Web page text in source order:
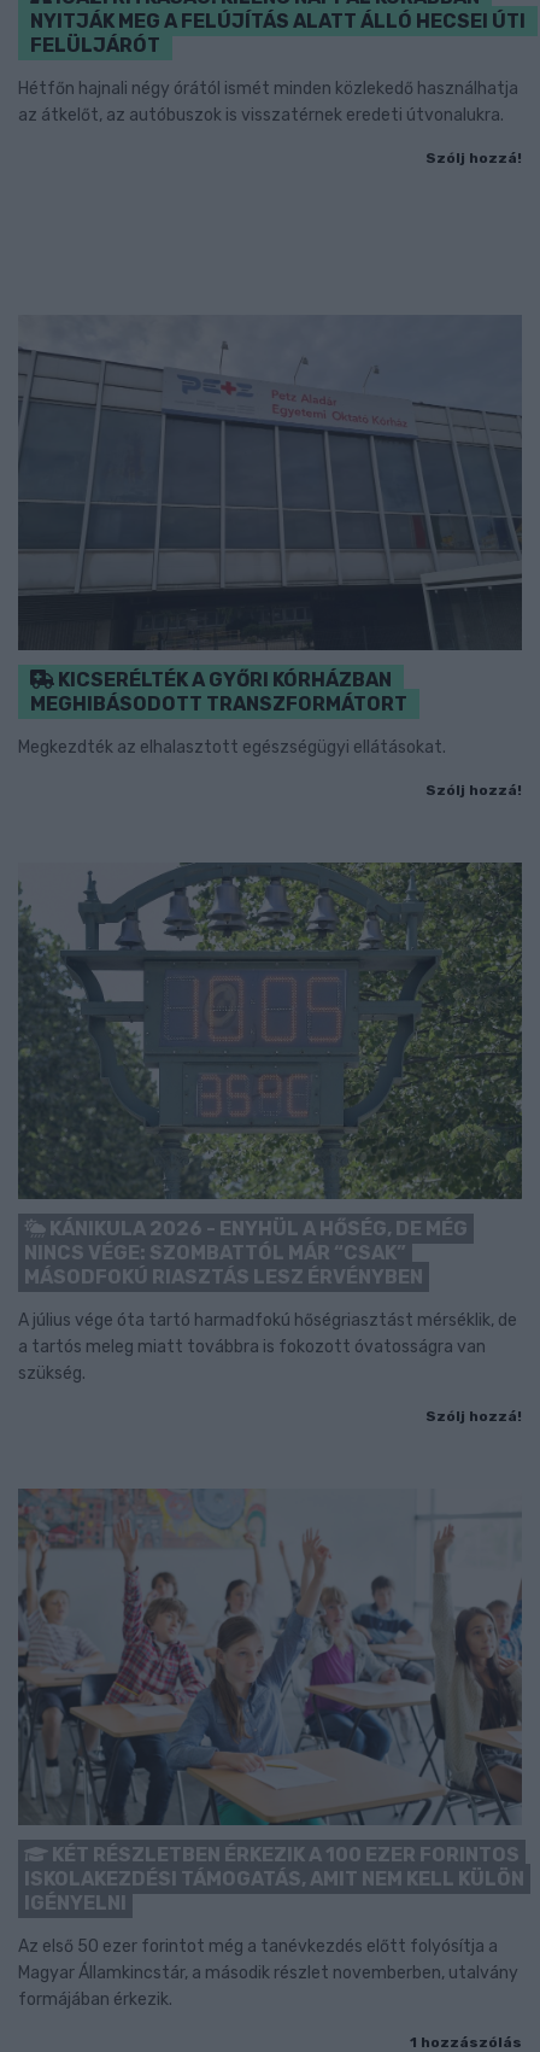
NYITJÁK MEG A FELÚJÍTÁS ALATT ÁLLÓ HECSEI ÚTI
FELÜLJÁRÓT
Hétfőn hajnali négy órától ismét minden közlekedő használhatja
az átkelőt, az autóbuszok is visszatérnek eredeti útvonalukra.
Szólj hozzá!
KICSERÉLTÉK A GYŐRI KÓRHÁZBAN
MEGHIBÁSODOTT TRANSZFORMÁTORT
Megkezdték az elhalasztott egészségügyi ellátásokat.
Szólj hozzá!
KÁNIKULA 2026 - ENYHÜL A HŐSÉG, DE MÉG
NINCS VÉGE: SZOMBATTÓL MÁR “CSAK”
MÁSODFOKÚ RIASZTÁS LESZ ÉRVÉNYBEN
A július vége óta tartó harmadfokú hőségriasztást mérséklik, de
a tartós meleg miatt továbbra is fokozott óvatosságra van
szükség.
Szólj hozzá!
KÉT RÉSZLETBEN ÉRKEZIK A 100 EZER FORINTOS
ISKOLAKEZDÉSI TÁMOGATÁS, AMIT NEM KELL KÜLÖN
IGÉNYELNI
Az első 50 ezer forintot még a tanévkezdés előtt folyósítja a
Magyar Államkincstár, a második részlet novemberben, utalvány
formájában érkezik.
1 hozzászólás